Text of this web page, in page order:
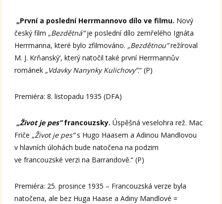
„První a poslední Herrmannovo dílo ve filmu. Nový
český film „Bezdětná”je poslední dílo zemřelého Ignáta
Herrmanna, které bylo zfilmováno. „Bezdětnou”režíroval
M. J. Krňanský‘, který natočil také první Herrmannův
románek „Vdavky Nanynky Kulichovy”.“ (P)
Premiéra: 8. listopadu 1935 (DFA)
„Život je pes”francouzsky. Úspěšná veselohra rež. Mac
Friče „Život je pes”s Hugo Haasem a Adinou Mandlovou
v hlavních úlohách bude natočena na podzim
ve francouzské verzi na Barrandově.“ (P)
Premiéra: 25. prosince 1935 – Francouzská verze byla
natočena, ale bez Huga Haase a Adiny Mandlové =